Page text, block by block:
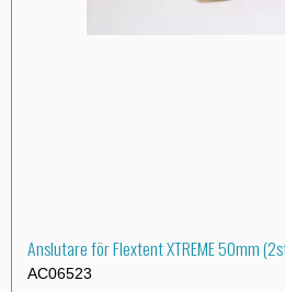
Anslutare för Flextent XTREME 50mm
AC06523